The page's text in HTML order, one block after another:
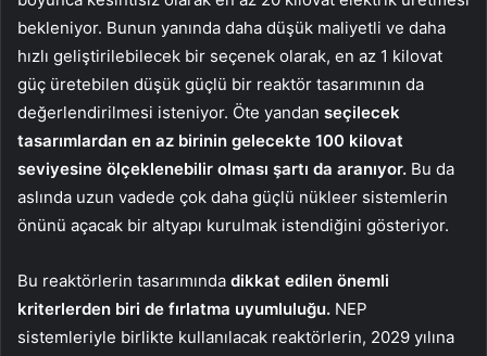
bekleniyor. Bunun yanında daha düşük maliyetli ve daha
hızlı geliştirilebilecek bir seçenek olarak, en az 1 kilovat
güç üretebilen düşük güçlü bir reaktör tasarımının da
değerlendirilmesi isteniyor. Öte yandan seçilecek
tasarımlardan en az birinin gelecekte 100 kilovat
seviyesine ölçeklenebilir olması şartı da aranıyor. Bu da
aslında uzun vadede çok daha güçlü nükleer sistemlerin
önünü açacak bir altyapı kurulmak istendiğini gösteriyor.
Bu reaktörlerin tasarımında dikkat edilen önemli
kriterlerden biri de fırlatma uyumluluğu. NEP
sistemleriyle birlikte kullanılacak reaktörlerin, 2029 yılına